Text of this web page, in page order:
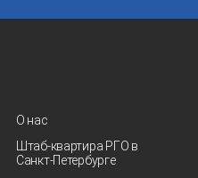
О нас
Штаб-квартира РГО в
Санкт‑Петербурге